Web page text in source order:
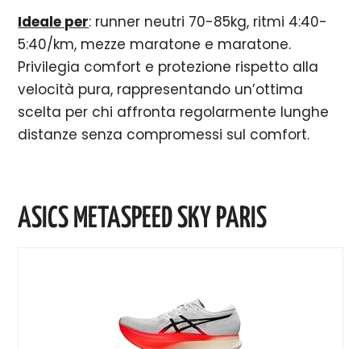
Ideale per: runner neutri 70-85kg, ritmi 4:40-
5:40/km, mezze maratone e maratone.
Privilegia comfort e protezione rispetto alla
velocità pura, rappresentando un’ottima
scelta per chi affronta regolarmente lunghe
distanze senza compromessi sul comfort.
ASICS METASPEED SKY PARIS